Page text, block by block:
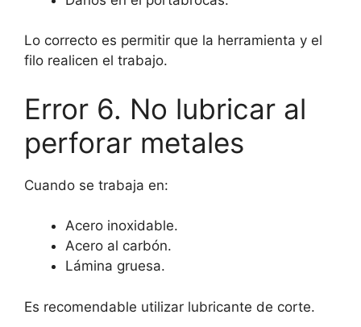
Lo correcto es permitir que la herramienta y el
filo realicen el trabajo.
Error 6. No lubricar al
perforar metales
Cuando se trabaja en:
Acero inoxidable.
Acero al carbón.
Lámina gruesa.
Es recomendable utilizar lubricante de corte.